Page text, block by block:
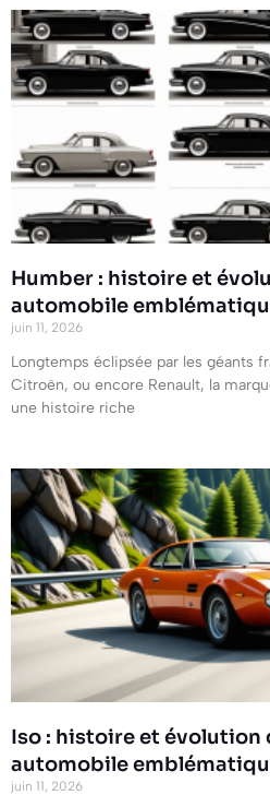
Humber : histoire et
automobile
juin 11, 2026
Longtemps éclipsée par les géants
Citroën, ou encore Renault, la
une histoire riche
Iso : histoire et évolution
automobile
juin 11, 2026